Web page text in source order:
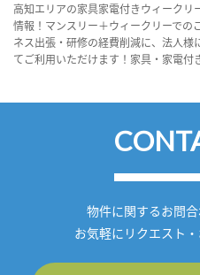
高知エリアの家具家電付きウィークリ
情報！マンスリー＋ウィークリーでの
ネス出張・研修の経費削減に、法人様
てご利用いただけます！家具・家電付
物件に関するお問合
お気軽にリクエスト